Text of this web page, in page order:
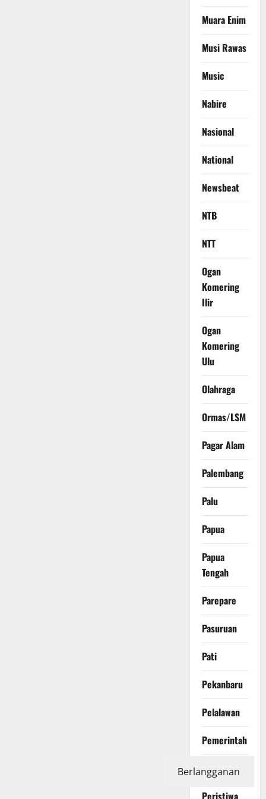
Muara Enim
Musi Rawas
Music
Nabire
Nasional
National
Newsbeat
NTB
NTT
Ogan
Komering
Ilir
Ogan
Komering
Ulu
Olahraga
Ormas/LSM
Pagar Alam
Palembang
Palu
Papua
Papua
Tengah
Parepare
Pasuruan
Pati
Pekanbaru
Pelalawan
Pemerintah
Pendidikan
Berlangganan